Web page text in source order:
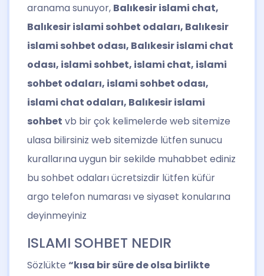
aranama sunuyor, Balıkesir islami chat,
Balıkesir islami sohbet odaları, Balıkesir
islami sohbet odası, Balıkesir islami chat
odası, islami sohbet, islami chat, islami
sohbet odaları, islami sohbet odası,
islami chat odaları, Balıkesir islami
sohbet vb bir çok kelimelerde web sitemize
ulasa bilirsiniz web sitemizde lütfen sunucu
kurallarına uygun bir sekilde muhabbet ediniz
bu sohbet odaları ücretsizdir lütfen küfür
argo telefon numarası ve siyaset konularına
deyinmeyiniz
ISLAMI SOHBET NEDIR
Sözlükte “kısa bir süre de olsa birlikte